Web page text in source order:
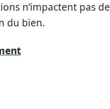
n’impactent pas de
du bien.